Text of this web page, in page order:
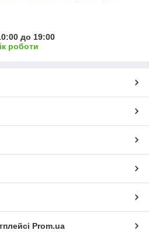
до 19:00
роботи
Prom.ua